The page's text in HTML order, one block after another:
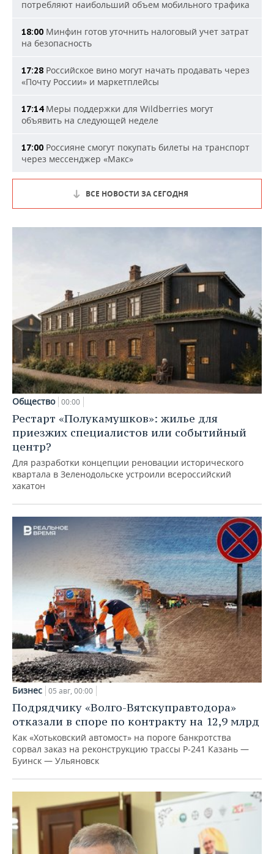
потребляют наибольший объем мобильного трафика
18:00 Минфин готов уточнить налоговый учет затрат
на безопасность
17:28 Российское вино могут начать продавать через
«Почту России» и маркетплейсы
17:14Меры поддержки для Wildberries могут
объявить на следующей неделе
17:00 Россияне смогут покупать билеты на транспорт
через мессенджер «Макс»
ВСЕ НОВОСТИ ЗА СЕГОДНЯ
Общество 00:00
Рестарт «Полукамушков»: жилье для
приезжих специалистов или событийный
центр?
Для разработки концепции реновации исторического
квартала в Зеленодольске устроили всероссийский
хакатон
Бизнес 05 авг, 00:00
Подрядчику «Волго-Вятскуправтодора»
отказали в споре по контракту на 12,9 млрд
Как «Хотьковский автомост» на пороге банкротства
сорвал заказ на реконструкцию трассы Р‑241 Казань —
Буинск — Ульяновск